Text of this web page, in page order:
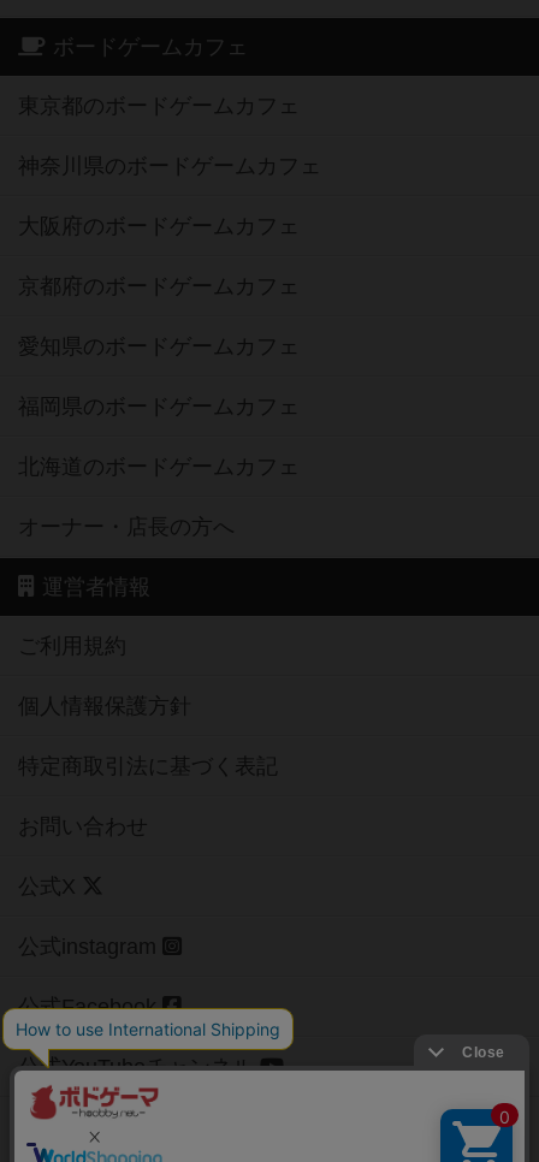
ボードゲームカフェ
東京都のボードゲームカフェ
神奈川県のボードゲームカフェ
大阪府のボードゲームカフェ
京都府のボードゲームカフェ
愛知県のボードゲームカフェ
福岡県のボードゲームカフェ
北海道のボードゲームカフェ
オーナー・店長の方へ
運営者情報
ご利用規約
個人情報保護方針
特定商取引法に基づく表記
お問い合わせ
公式X
公式instagram
公式Facebook
公式YouTubeチャンネル